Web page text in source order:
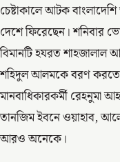
চেষ্টাকালে আটক
দেশে ফিরেছেন। শনিবার
বিমানটি হযরত শাহজালাল
শহিদুল আলমকে বরণ করতে
মানবাধিকারকর্মী রেহনুমা
তানজিম ইবনে ওয়াহাব,
আরও অনেকে।